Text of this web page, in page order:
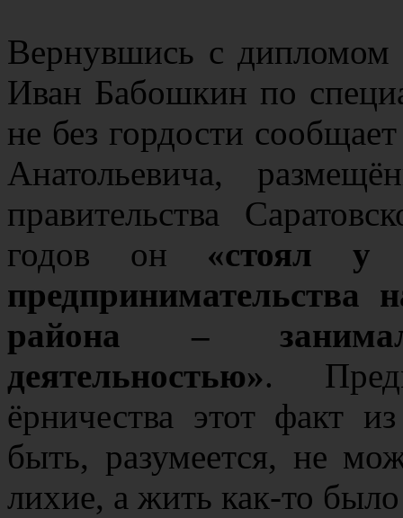
Вернувшись с дипломом
Иван Бабошкин по
не без гордости
Анатольевича,
правительства
годов он «стоял у
предпринимательства
района –
деятельностью».
ёрничества этот факт
быть, разумеется, не
лихие, а жить как-то